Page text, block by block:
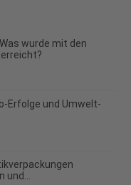
wurde mit den
Erfolge und Umwelt-
und...